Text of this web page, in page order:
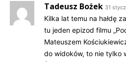
Tadeusz Bożek 31
Kilka lat temu na hałdę
tu jeden epizod filmu
Mateuszem
do widoków, to nie tylko